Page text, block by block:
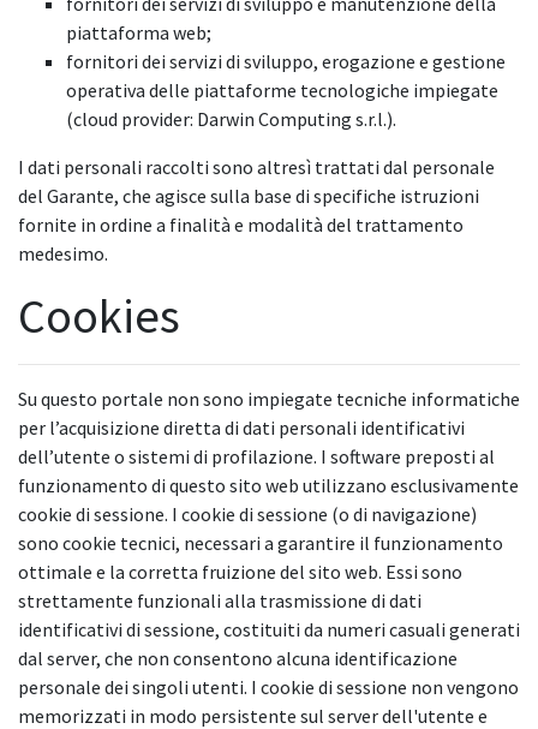
piattaforma web;
fornitori dei servizi di sviluppo, erogazione e gestione
operativa delle piattaforme tecnologiche impiegate
(cloud provider: Darwin Computing s.r.l.).
I dati personali raccolti sono altresì trattati dal personale
del Garante, che agisce sulla base di specifiche istruzioni
fornite in ordine a finalità e modalità del trattamento
medesimo.
Cookies
Su questo portale non sono impiegate tecniche informatiche
per l’acquisizione diretta di dati personali identificativi
dell’utente o sistemi di profilazione. I software preposti al
funzionamento di questo sito web utilizzano esclusivamente
cookie di sessione. I cookie di sessione (o di navigazione)
sono cookie tecnici, necessari a garantire il funzionamento
ottimale e la corretta fruizione del sito web. Essi sono
strettamente funzionali alla trasmissione di dati
identificativi di sessione, costituiti da numeri casuali generati
dal server, che non consentono alcuna identificazione
personale dei singoli utenti. I cookie di sessione non vengono
memorizzati in modo persistente sul server dell'utente e